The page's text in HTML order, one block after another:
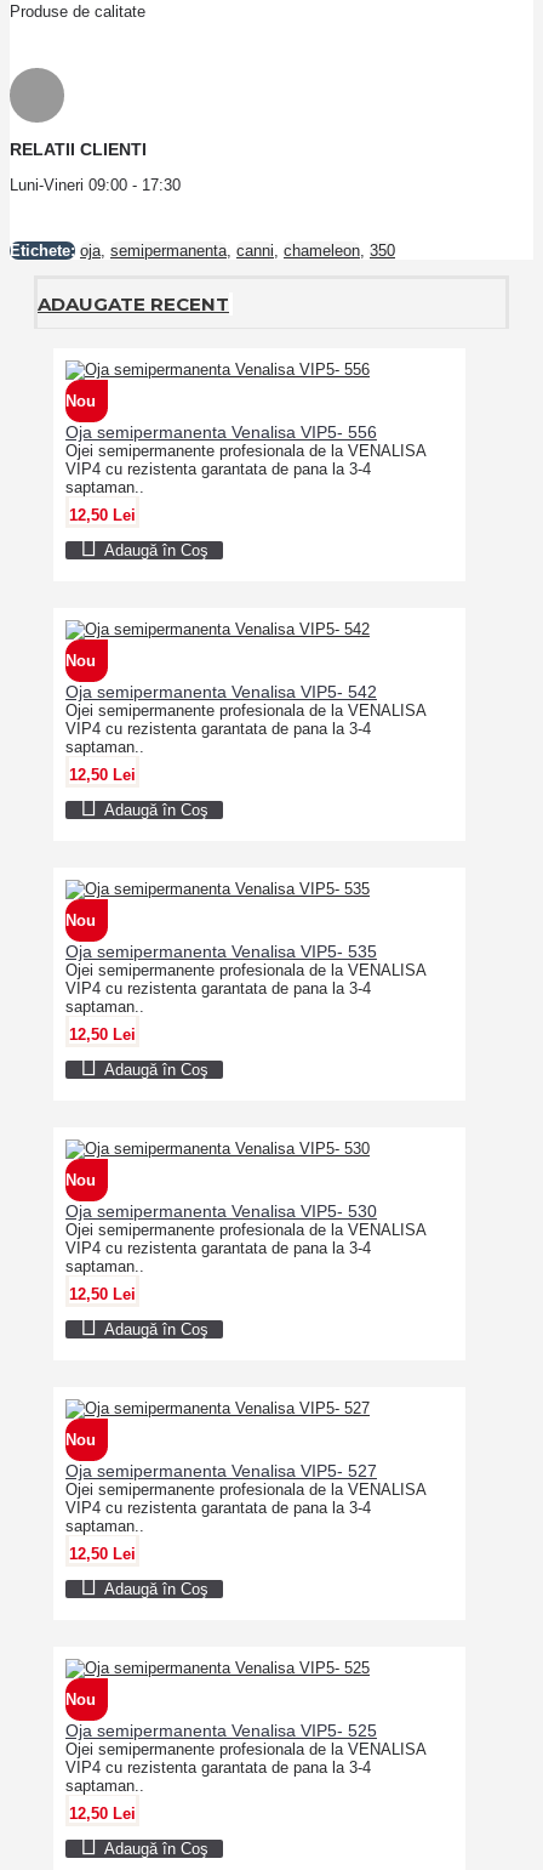
Produse de calitate
RELATII CLIENTI
Luni-Vineri 09:00 - 17:30
Etichete: oja semipermanenta canni chameleon 350
ADAUGATE RECENT
Nou
Oja semipermanenta Venalisa VIP5- 556
Ojei semipermanente profesionala de la VENALISA
VIP4 cu rezistenta garantata de pana la 3-4
saptaman..
12,50 Lei
Adaugă în Coş
Nou
Oja semipermanenta Venalisa VIP5- 542
Ojei semipermanente profesionala de la VENALISA
VIP4 cu rezistenta garantata de pana la 3-4
saptaman..
12,50 Lei
Adaugă în Coş
Nou
Oja semipermanenta Venalisa VIP5- 535
Ojei semipermanente profesionala de la VENALISA
VIP4 cu rezistenta garantata de pana la 3-4
saptaman..
12,50 Lei
Adaugă în Coş
Nou
Oja semipermanenta Venalisa VIP5- 530
Ojei semipermanente profesionala de la VENALISA
VIP4 cu rezistenta garantata de pana la 3-4
saptaman..
12,50 Lei
Adaugă în Coş
Nou
Oja semipermanenta Venalisa VIP5- 527
Ojei semipermanente profesionala de la VENALISA
VIP4 cu rezistenta garantata de pana la 3-4
saptaman..
12,50 Lei
Adaugă în Coş
Nou
Oja semipermanenta Venalisa VIP5- 525
Ojei semipermanente profesionala de la VENALISA
VIP4 cu rezistenta garantata de pana la 3-4
saptaman..
12,50 Lei
Adaugă în Coş